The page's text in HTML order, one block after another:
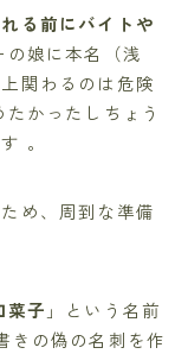
る前にバイトや
の娘に本名（浅
関わるのは危険
かったしちょう
。
め、周到な準備
菜子 」という名前
きの偽の名刺を作